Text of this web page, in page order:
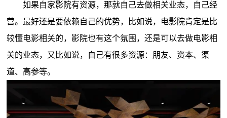
如果自家影院有资源，那就自己去做相关业态，自己经
营。最好还是要依赖自己的优势，比如说，电影院肯定是比
较懂电影相关的，影院也有这个氛围，还是可以去做电影相
关的业态，又比如说，自己有很多资源：朋友、资本、渠
道、高参等。